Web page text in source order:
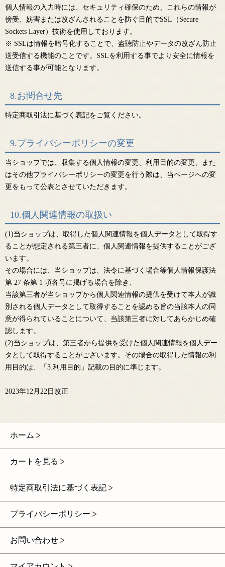
個人情報の入力時には、セキュリティ確保のため、これらの情報が
傍受、妨害または改ざんされることを防ぐ目的でSSL（Secure
Sockets Layer）技術を使用しております。
※ SSLは情報を暗号化することで、盗聴防止やデータの改ざん防止
送受信する機能のことです。SSLを利用する事でより安全に情報を
送信する事が可能となります。
8.お問合せ先
特定商取引法に基づく表記をご覧ください。
9.プライバシーポリシーの変更
当ショップでは、収集する個人情報の変更、利用目的の変更、また
はその他プライバシーポリシーの変更を行う際は、当ページへの変
更をもって公表とさせていただきます。
10.個人関連情報の取扱い
(1)当ショップは、取得した個人関連情報を個人データとして取得す
ることが想定される第三者に、個人関連情報を提供することがござ
います。
その場合には、当ショップは、法令に基づく場合等個人情報保護法
第 27 条第 1 項各号に掲げる場合を除き、
当該第三者が当ショップから個人関連情報の提供を受けて本人が識
別される個人データとして取得することを認める旨の当該本人の同
意が得られていることについて、当該第三者に対してあらかじめ確
認します。
(2)当ショップは、第三者から提供を受けた個人関連情報を個人デー
タとして取得することがございます。その場合の取得した情報の利
用目的は、「3.利用目的」記載の目的に準じます。
2023年12月22日改正
ホーム
カートを見る
特定商取引法に基づく表記
プライバシーポリシー
お問い合わせ